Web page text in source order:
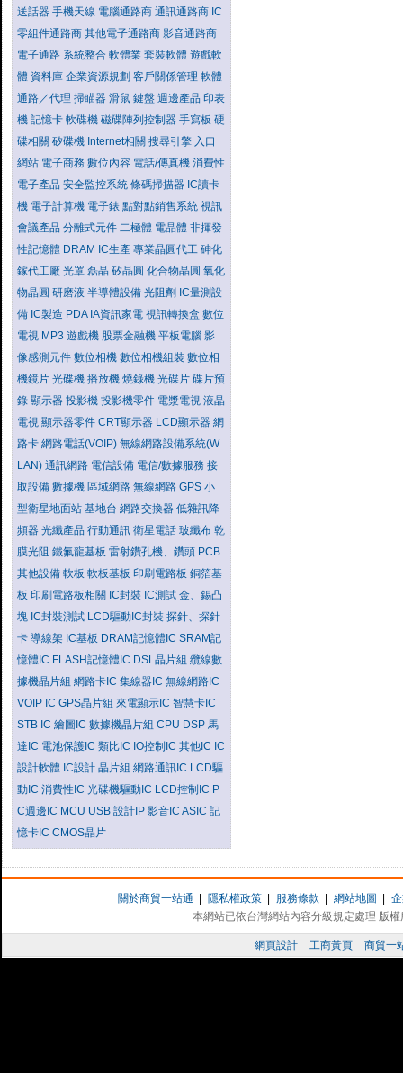
送話器 手機天線 電腦通路商 通訊通路商 IC
零組件通路商 其他電子通路商 影音通路商
電子通路 系統整合 軟體業 套裝軟體 遊戲軟
體 資料庫 企業資源規劃 客戶關係管理 軟體
通路／代理 掃瞄器 滑鼠 鍵盤 週邊產品 印表
機 記憶卡 軟碟機 磁碟陣列控制器 手寫板 硬
碟相關 矽碟機 Internet相關 搜尋引擎 入口
網站 電子商務 數位內容 電話/傳真機 消費性
電子產品 安全監控系統 條碼掃描器 IC讀卡
機 電子計算機 電子錶 點對點銷售系統 視訊
會議產品 分離式元件 二極體 電晶體 非揮發
性記憶體 DRAM IC生產 專業晶圓代工 砷化
鎵代工廠 光罩 磊晶 矽晶圓 化合物晶圓 氧化
物晶圓 研磨液 半導體設備 光阻劑 IC量測設
備 IC製造 PDA IA資訊家電 視訊轉換盒 數位
電視 MP3 遊戲機 股票金融機 平板電腦 影
像感測元件 數位相機 數位相機組裝 數位相
機鏡片 光碟機 播放機 燒錄機 光碟片 碟片預
錄 顯示器 投影機 投影機零件 電漿電視 液晶
電視 顯示器零件 CRT顯示器 LCD顯示器 網
路卡 網路電話(VOIP) 無線網路設備系統(W
LAN) 通訊網路 電信設備 電信/數據服務 接
取設備 數據機 區域網路 無線網路 GPS 小
型衛星地面站 基地台 網路交換器 低雜訊降
頻器 光纖產品 行動通訊 衛星電話 玻纖布 乾
膜光阻 鐵氟龍基板 雷射鑽孔機、鑽頭 PCB
其他設備 軟板 軟板基板 印刷電路板 銅箔基
板 印刷電路板相關 IC封裝 IC測試 金、錫凸
塊 IC封裝測試 LCD驅動IC封裝 探針、探針
卡 導線架 IC基板 DRAM記憶體IC SRAM記
憶體IC FLASH記憶體IC DSL晶片組 纜線數
據機晶片組 網路卡IC 集線器IC 無線網路IC
VOIP IC GPS晶片組 來電顯示IC 智慧卡IC
STB IC 繪圖IC 數據機晶片組 CPU DSP 馬
達IC 電池保護IC 類比IC IO控制IC 其他IC IC
設計軟體 IC設計 晶片組 網路通訊IC LCD驅
動IC 消費性IC 光碟機驅動IC LCD控制IC P
C週邊IC MCU USB 設計IP 影音IC ASIC 記
憶卡IC CMOS晶片
關於商貿一站通 隱私權政策 服務條款 網站地圖
本網站已依台灣網站內容分級規定處理 版
網頁設計 工商黃頁 商貿一